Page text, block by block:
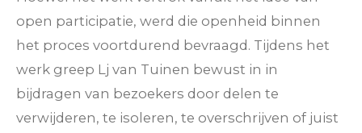
open participatie, werd die openheid binnen
het proces voortdurend bevraagd. Tijdens het
werk greep Lj van Tuinen bewust in in
bijdragen van bezoekers door delen te
verwijderen, te isoleren, te overschrijven of juist